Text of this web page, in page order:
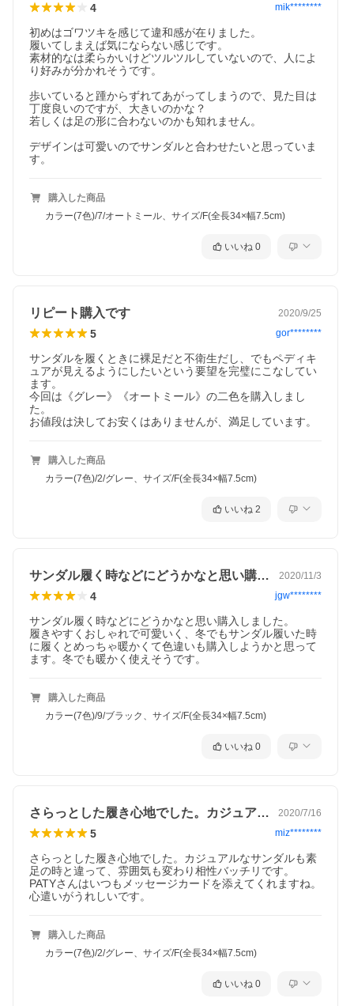
4 mik********
初めはゴワツキを感じて違和感が在りました。
履いてしまえば気にならない感じです。
素材的なは柔らかいけどツルツルしていないので、人によ
り好みが分かれそうです。
歩いていると踵からずれてあがってしまうので、見た目は
丁度良いのですが、大きいのかな？
若しくは足の形に合わないのかも知れません。
デザインは可愛いのでサンダルと合わせたいと思っていま
す。
購入した商品
カラー(7色)/7/オートミール、サイズ/F(全長34×幅7.5cm)
いいね 0
リピート購入です 2020/9/25
5 gor********
サンダルを履くときに裸足だと不衛生だし、でもペディキ
ュアが見えるようにしたいという要望を完璧にこなしてい
ます。
今回は《グレー》《オートミール》の二色を購入しまし
た。
お値段は決してお安くはありませんが、満足しています。
購入した商品
カラー(7色)/2/グレー、サイズ/F(全長34×幅7.5cm)
いいね 2
サンダル履く時などにどうかなと思い購入… 2020/11/3
4 jgw********
サンダル履く時などにどうかなと思い購入しました。
履きやすくおしゃれで可愛いく、冬でもサンダル履いた時
に履くとめっちゃ暖かくて色違いも購入しようかと思って
ます。冬でも暖かく使えそうです。
購入した商品
カラー(7色)/9/ブラック、サイズ/F(全長34×幅7.5cm)
いいね 0
さらっとした履き心地でした。カジュアル… 2020/7/16
5 miz********
さらっとした履き心地でした。カジュアルなサンダルも素
足の時と違って、雰囲気も変わり相性バッチリです。
PATYさんはいつもメッセージカードを添えてくれますね。
心遣いがうれしいです。
購入した商品
カラー(7色)/2/グレー、サイズ/F(全長34×幅7.5cm)
いいね 0